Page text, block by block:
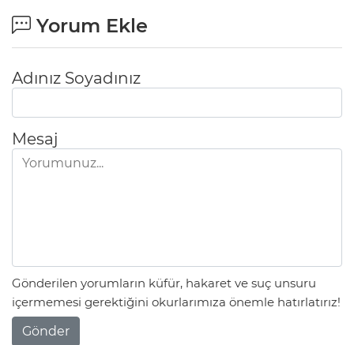
Yorum Ekle
Adınız Soyadınız
Mesaj
Gönderilen yorumların küfür, hakaret ve suç unsuru
içermemesi gerektiğini okurlarımıza önemle hatırlatırız!
Gönder